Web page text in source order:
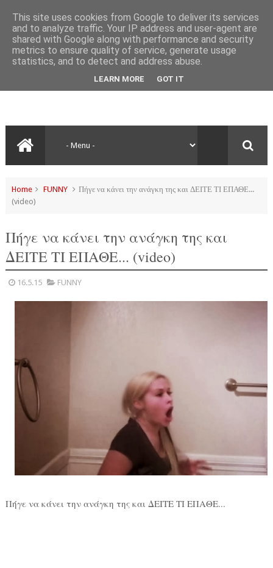
Home FUNNY
Πήγε να κάνει την ανάγκη της και ΔΕΙΤΕ ΤΙ ΕΠΑΘΕ...
(video)
Πήγε να κάνει την ανάγκη της και
ΔΕΙΤΕ ΤΙ ΕΠΑΘΕ... (video)
16.5.15 FUNNY
Πήγε να κάνει την ανάγκη της και ΔΕΙΤΕ ΤΙ ΕΠΑΘΕ...
This site uses cookies from Google to deliver its services
and to analyze traffic. Your IP address and user-agent are
shared with Google along with performance and security
metrics to ensure quality of service, generate usage
statistics, and to detect and address abuse.
LEARN MORE GOT IT